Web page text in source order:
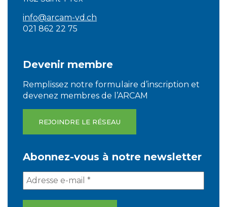
info@arcam-vd.ch
021 862 22 75
Devenir membre
Remplissez notre formulaire d’inscription et
devenez membres de l’ARCAM
REJOINDRE LE RÉSEAU
Abonnez-vous à notre newsletter